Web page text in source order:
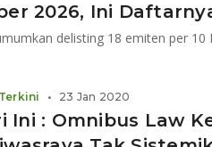
2026, Ini
Ini : Omnibus Law
• 23 Jan 2020